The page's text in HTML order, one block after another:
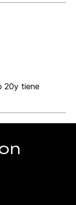
20y tiene